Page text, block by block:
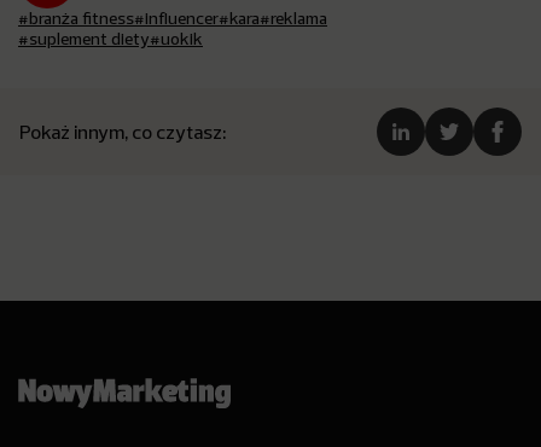
#branża fitness#influencer#kara#reklama
#suplement diety#uokik
Pokaż innym, co czytasz: